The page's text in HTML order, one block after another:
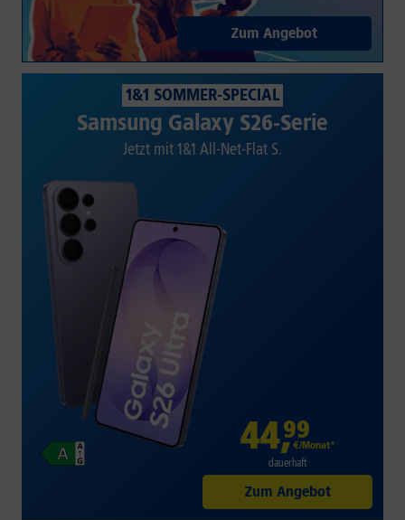
Zum Angebot
1&1 SOMMER-SPECIAL
Samsung Galaxy S26-Serie
Jetzt mit 1&1 All-Net-Flat S.
44,99
€/Monat*
dauerhaft
Zum Angebot